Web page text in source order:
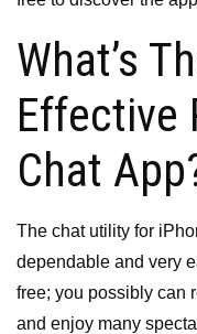
What’s
Effective
Chat
The chat utility for
dependable and very
free; you possibly can
and enjoy many